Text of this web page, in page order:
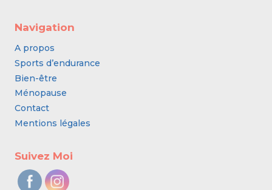
Navigation
A propos
Sports d’endurance
Bien-être
Ménopause
Contact
Mentions légales
Suivez Moi